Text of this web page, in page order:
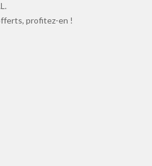
profitez-en !